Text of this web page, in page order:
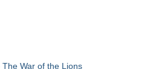
War of the Lions